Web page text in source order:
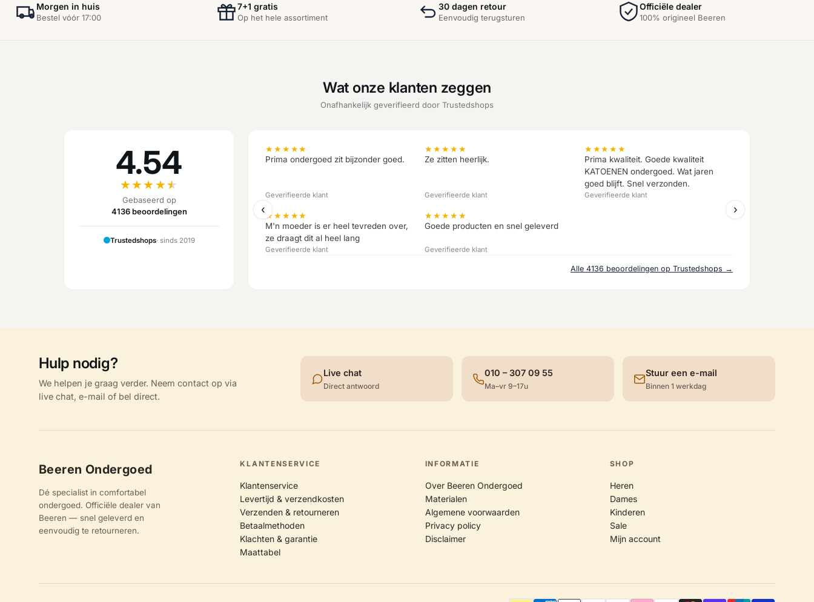
Morgen in huis
Bestel vóór 17:00
7+1 gratis
Op het hele assortiment
30 dagen retour
Eenvoudig terugsturen
Officiële dealer
100% origineel Beeren
Wat onze klanten zeggen
Onafhankelijk geverifieerd door Trustedshops
4.54
★★★★★
Gebaseerd op
4136 beoordelingen
Trustedshops· sinds 2019
★★★★★
Prima ondergoed zit bijzonder goed.
Geverifieerde klant
★★★★★
Ze zitten heerlijk.
Geverifieerde klant
★★★★★
Prima kwaliteit. Goede kwaliteit
KATOENEN ondergoed. Wat jaren
goed blijft. Snel verzonden.
Geverifieerde klant
★★★★★
M'n moeder is er heel tevreden over,
ze draagt dit al heel lang
Geverifieerde klant
★★★★★
Goede producten en snel geleverd
Geverifieerde klant
‹ ›
Alle 4136 beoordelingen op Trustedshops →
Hulp nodig?
We helpen je graag verder. Neem contact op via
live chat, e-mail of bel direct.
Live chat
Direct antwoord
010 – 307 09 55
Ma–vr 9–17u
Stuur een e-mail
Binnen 1 werkdag
Beeren Ondergoed
Dé specialist in comfortabel
ondergoed. Officiële dealer van
Beeren — snel geleverd en
eenvoudig te retourneren.
KLANTENSERVICE
Klantenservice
Levertijd & verzendkosten
Verzenden & retourneren
Betaalmethoden
Klachten & garantie
Maattabel
INFORMATIE
Over Beeren Ondergoed
Materialen
Algemene voorwaarden
Privacy policy
Disclaimer
SHOP
Heren
Dames
Kinderen
Sale
Mijn account